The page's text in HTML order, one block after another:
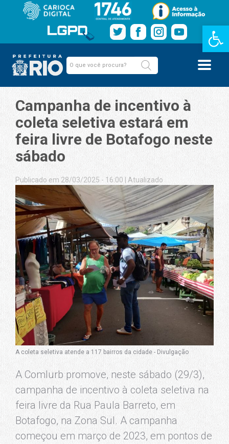
Barra de
Campanha de incentivo à
coleta seletiva estará em
feira livre de Botafogo neste
sábado
Publicado em 28/03/2025 - 16:00 Atualizado
A coleta seletiva atende a 117 bairros da cidade - Divulgação
A Comlurb promove, neste sábado (29/3),
campanha de incentivo à coleta seletiva na
feira livre da Rua Paula Barreto, em
Botafogo, na Zona Sul. A campanha
começou em março de 2023, em pontos de